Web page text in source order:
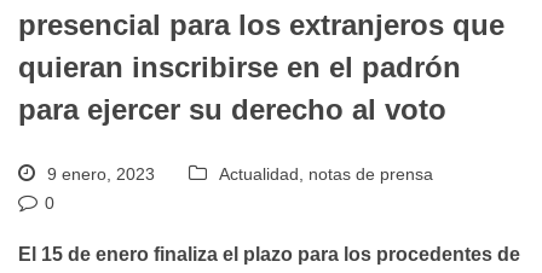
presencial para los extranjeros que
quieran inscribirse en el padrón
para ejercer su derecho al voto
9 enero, 2023 Actualidad
notas de prensa
0
El 15 de enero finaliza el plazo para los procedentes de